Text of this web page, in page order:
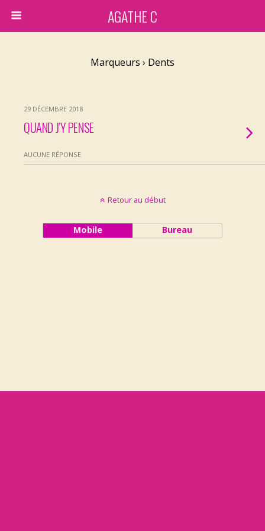
AGATHE C
Marqueurs › Dents
29 DÉCEMBRE 2018
QUAND J’Y PENSE
AUCUNE RÉPONSE
Retour au début
Mobile Bureau